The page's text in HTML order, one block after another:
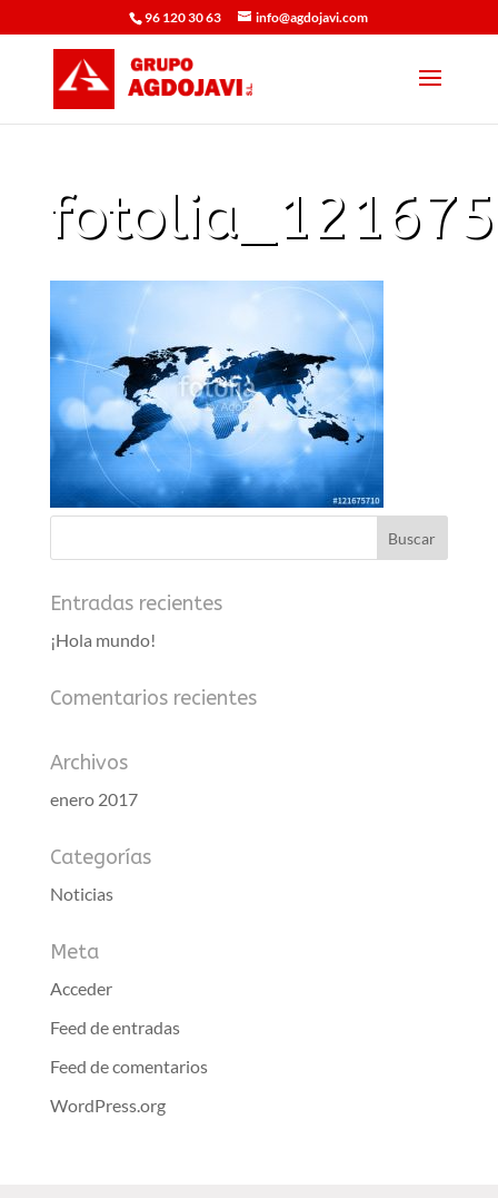
96 120 30 63 info@agdojavi.com
Entradas recientes
¡Hola mundo!
Comentarios recientes
Archivos
enero 2017
Categorías
Noticias
Meta
Acceder
Feed de entradas
Feed de comentarios
WordPress.org